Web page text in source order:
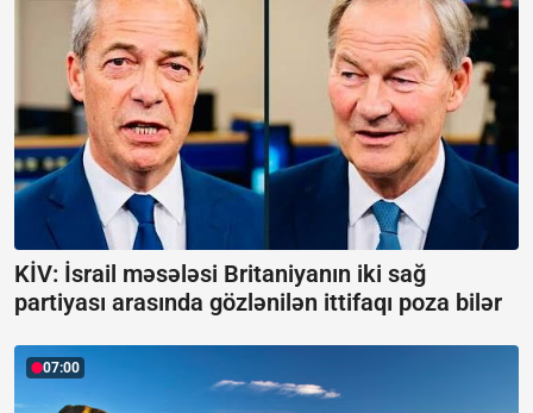
KİV: İsrail məsələsi Britaniyanın iki sağ
partiyası arasında gözlənilən ittifaqı poza bilər
07:00